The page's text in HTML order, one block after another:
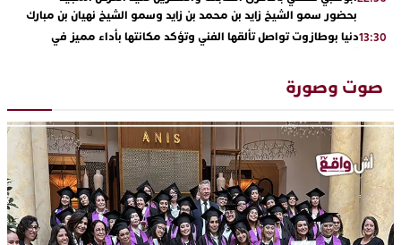
بحضور سمو الشيخ زايد بن محمد بن زايد وسمو الشيخ نهيان بن مبارك
13:30دنيا بوطازوت تواصل تألقها الفني وتؤكد مكانتها بأداء مميز في
رهينتين من قبضة ذي سوابق بالجديدة
اتحاد المقاولات الإعلامية يقود قاطرة التكوين بالجديدة ويستضيف
الإعلامي سعيد بلفقير في دورة استثنائية
23:18 ترسيخا لثقافة ترشيد الموارد المائية.. اختتام فعاليات النسخة الثانية
من “القرية الذكية للماء” بمركز الاصطياف ببوزنيقة
17:36 من الراب والراي إلى العيطة والأغنية الأمازيغية.. مهرجان الناظور
المتوسطي يحتفي بتنوع الموسيقى المغربية
صوت وصورة